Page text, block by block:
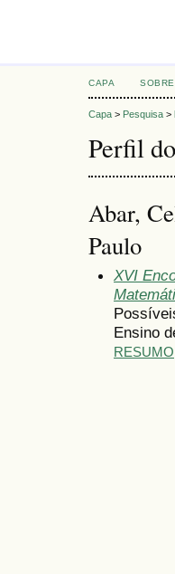
CAPA SOBRE
Capa > Pesquisa >
Perfil
Abar,
Paulo
XVI
Ensino
RESUMO